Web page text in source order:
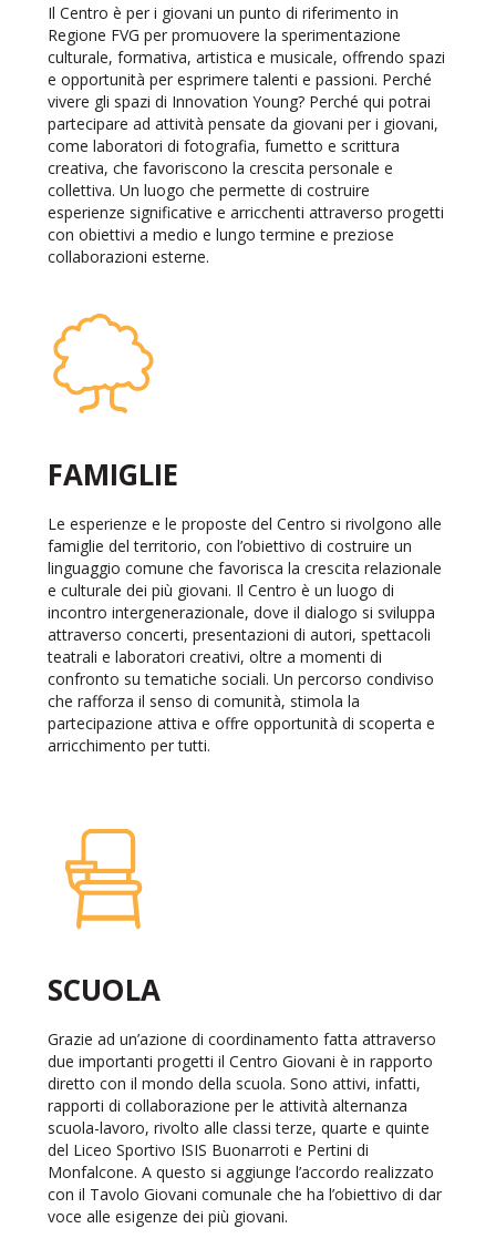
Il Centro è per i giovani un punto di riferimento in
Regione FVG per promuovere la sperimentazione
culturale, formativa, artistica e musicale, offrendo spazi
e opportunità per esprimere talenti e passioni. Perché
vivere gli spazi di Innovation Young? Perché qui potrai
partecipare ad attività pensate da giovani per i giovani,
come laboratori di fotografia, fumetto e scrittura
creativa, che favoriscono la crescita personale e
collettiva. Un luogo che permette di costruire
esperienze significative e arricchenti attraverso progetti
con obiettivi a medio e lungo termine e preziose
collaborazioni esterne.
FAMIGLIE
Le esperienze e le proposte del Centro si rivolgono alle
famiglie del territorio, con l’obiettivo di costruire un
linguaggio comune che favorisca la crescita relazionale
e culturale dei più giovani. Il Centro è un luogo di
incontro intergenerazionale, dove il dialogo si sviluppa
attraverso concerti, presentazioni di autori, spettacoli
teatrali e laboratori creativi, oltre a momenti di
confronto su tematiche sociali. Un percorso condiviso
che rafforza il senso di comunità, stimola la
partecipazione attiva e offre opportunità di scoperta e
arricchimento per tutti.
SCUOLA
Grazie ad un’azione di coordinamento fatta attraverso
due importanti progetti il Centro Giovani è in rapporto
diretto con il mondo della scuola. Sono attivi, infatti,
rapporti di collaborazione per le attività alternanza
scuola-lavoro, rivolto alle classi terze, quarte e quinte
del Liceo Sportivo ISIS Buonarroti e Pertini di
Monfalcone. A questo si aggiunge l’accordo realizzato
con il Tavolo Giovani comunale che ha l’obiettivo di dar
voce alle esigenze dei più giovani.